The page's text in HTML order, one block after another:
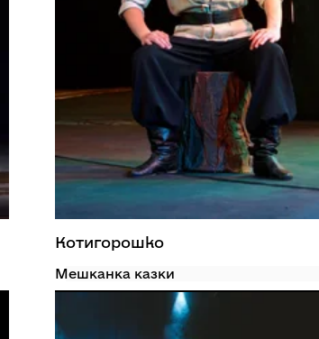
Котигорошко
Мешканка казки